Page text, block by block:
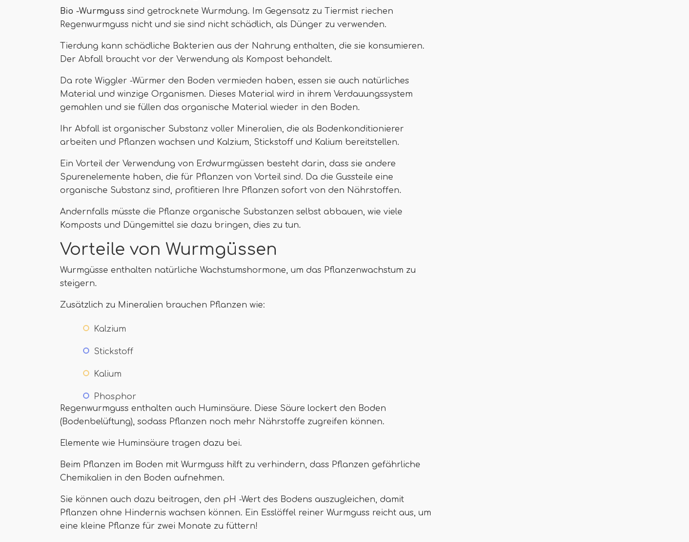
Bio -Wurmguss sind getrocknete Wurmdung. Im Gegensatz zu Tiermist riechen
Regenwurmguss nicht und sie sind nicht schädlich, als Dünger zu verwenden.
Tierdung kann schädliche Bakterien aus der Nahrung enthalten, die sie konsumieren.
Der Abfall braucht vor der Verwendung als Kompost behandelt.
Da rote Wiggler -Würmer den Boden vermieden haben, essen sie auch natürliches
Material und winzige Organismen. Dieses Material wird in ihrem Verdauungssystem
gemahlen und sie füllen das organische Material wieder in den Boden.
Ihr Abfall ist organischer Substanz voller Mineralien, die als Bodenkonditionierer
arbeiten und Pflanzen wachsen und Kalzium, Stickstoff und Kalium bereitstellen.
Ein Vorteil der Verwendung von Erdwurmgüssen besteht darin, dass sie andere
Spurenelemente haben, die für Pflanzen von Vorteil sind. Da die Gussteile eine
organische Substanz sind, profitieren Ihre Pflanzen sofort von den Nährstoffen.
Andernfalls müsste die Pflanze organische Substanzen selbst abbauen, wie viele
Komposts und Düngemittel sie dazu bringen, dies zu tun.
Vorteile von Wurmgüssen
Wurmgüsse enthalten natürliche Wachstumshormone, um das Pflanzenwachstum zu
steigern.
Zusätzlich zu Mineralien brauchen Pflanzen wie:
Kalzium
Stickstoff
Kalium
Phosphor
Regenwurmguss enthalten auch Huminsäure. Diese Säure lockert den Boden
(Bodenbelüftung), sodass Pflanzen noch mehr Nährstoffe zugreifen können.
Elemente wie Huminsäure tragen dazu bei.
Beim Pflanzen im Boden mit Wurmguss hilft zu verhindern, dass Pflanzen gefährliche
Chemikalien in den Boden aufnehmen.
Sie können auch dazu beitragen, den pH -Wert des Bodens auszugleichen, damit
Pflanzen ohne Hindernis wachsen können. Ein Esslöffel reiner Wurmguss reicht aus, um
eine kleine Pflanze für zwei Monate zu füttern!